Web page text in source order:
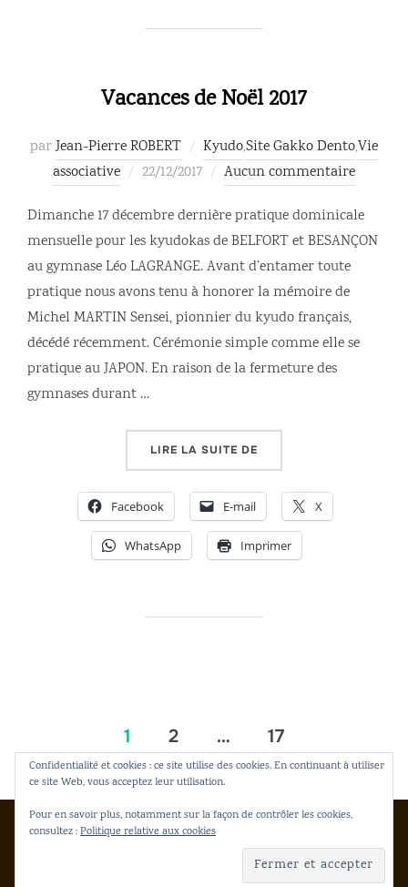
Vacances de Noël 2017
parJean-Pierre ROBERT Kyudo,Site Gakko Dento,Vie
associative
Publié
22/12/2017 Aucun commentaire
Dimanche 17 décembre dernière pratique dominicale
mensuelle pour les kyudokas de BELFORT et BESANÇON
au gymnase Léo LAGRANGE. Avant d’entamer toute
pratique nous avons tenu à honorer la mémoire de
Michel MARTIN Sensei, pionnier du kyudo français,
décédé récemment. Cérémonie simple comme elle se
pratique au JAPON. En raison de la fermeture des
gymnases durant …
LIRE LA SUITE DE
Facebook E-mail X
WhatsApp Imprimer
Pagination
des
publications
1 2 … 17
Copyright © 2026 Gakko Dento
WPZOOM
Confidentialité et cookies : ce site utilise des cookies. En continuant à utiliser
ce site Web, vous acceptez leur utilisation.
Pour en savoir plus, notamment sur la façon de contrôler les cookies,
consultez :Politique relative aux cookies